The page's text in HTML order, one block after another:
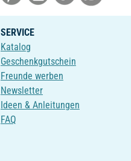
SERVICE
Katalog
Geschenkgutschein
Freunde werben
Newsletter
Ideen & Anleitungen
FAQ